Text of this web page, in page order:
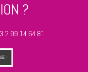
?
2 99 14 64 81
!